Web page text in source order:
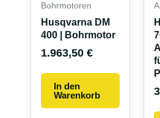
Bohrmotoren
Husqvarna DM
400 | Bohrmotor
1.963,50€
In den
Warenkorb